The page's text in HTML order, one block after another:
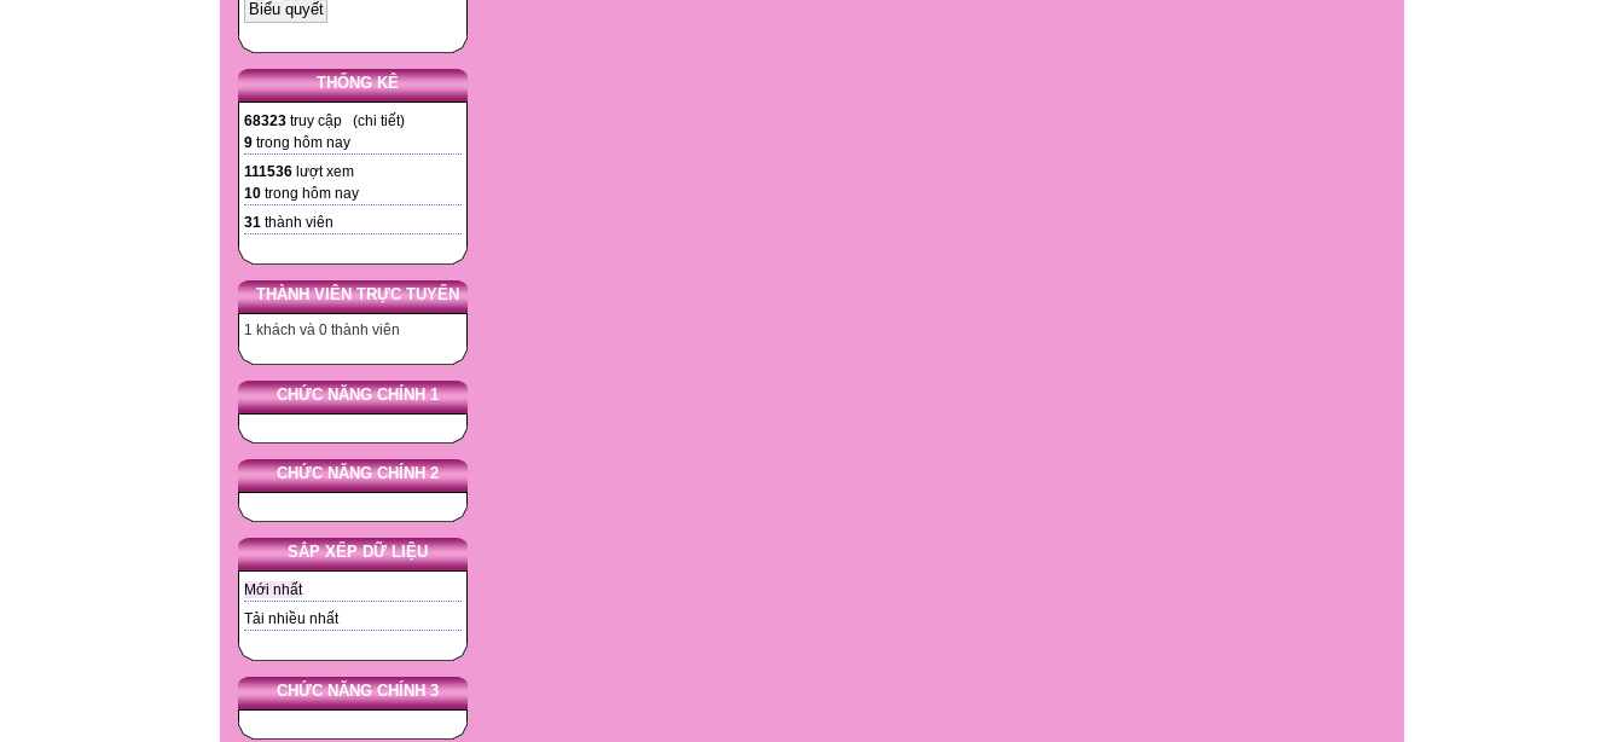
THỐNG KÊ
68323 truy cập (chi tiết)
9 trong hôm nay
111536 lượt xem
10 trong hôm nay
31 thành viên
THÀNH VIÊN TRỰC TUYẾN
1 khách và 0 thành viên
CHỨC NĂNG CHÍNH 1
CHỨC NĂNG CHÍNH 2
SẮP XẾP DỮ LIỆU
Mới nhất
Tải nhiều nhất
CHỨC NĂNG CHÍNH 3